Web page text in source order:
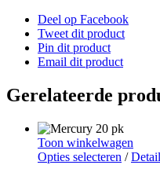
Deel op Facebook
Tweet dit product
Pin dit product
Email dit product
Gerelateerde
Toon winkelwagen
Opties selecteren Dit
/